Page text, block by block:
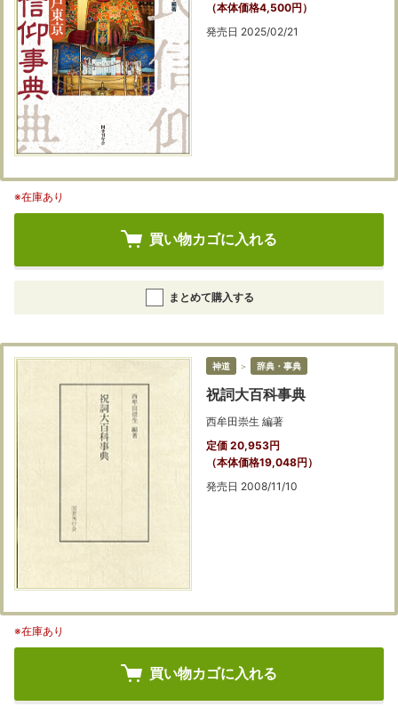
（本体価格4,500円）
発売日 2025/02/21
※在庫あり
買い物カゴに入れる
まとめて購入する
神道 ＞ 辞典・事典
祝詞大百科事典
西牟田崇生 編著
定価 20,953円
（本体価格19,048円）
発売日 2008/11/10
※在庫あり
買い物カゴに入れる